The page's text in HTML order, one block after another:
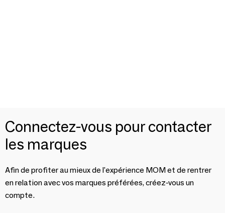
Connectez-vous pour contacter
les marques
Afin de profiter au mieux de l'expérience MOM et de rentrer
en relation avec vos marques préférées, créez-vous un
compte.